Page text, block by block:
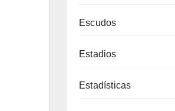
Escudos
Estadios
Estadísticas